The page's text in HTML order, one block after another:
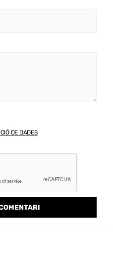
DE DADES